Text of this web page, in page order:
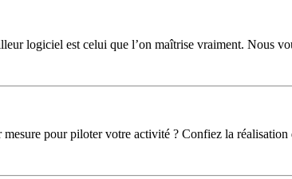
logiciel est celui que l’on maîtrise vraiment. Nous
pour piloter votre activité ? Confiez la